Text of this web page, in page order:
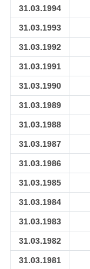
31.03.1994
31.03.1993
31.03.1992
31.03.1991
31.03.1990
31.03.1989
31.03.1988
31.03.1987
31.03.1986
31.03.1985
31.03.1984
31.03.1983
31.03.1982
31.03.1981